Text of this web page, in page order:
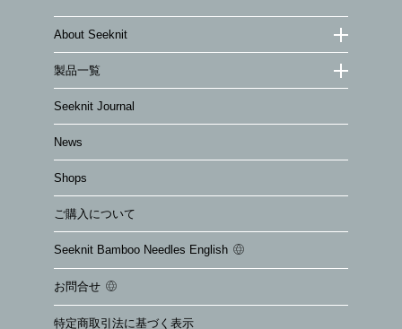
About Seeknit
製品一覧
Seeknit Journal
News
Shops
ご購入について
Seeknit Bamboo Needles English
お問合せ
特定商取引法に基づく表示